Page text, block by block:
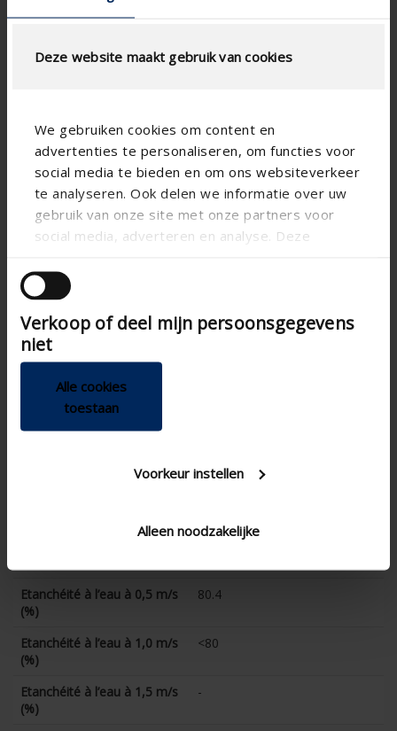
Deze website maakt gebruik van cookies
We gebruiken cookies om content en
advertenties te personaliseren, om functies voor
social media te bieden en om ons websiteverkeer
te analyseren. Ook delen we informatie over uw
gebruik van onze site met onze partners voor
social media, adverteren en analyse. Deze
andere informatie die u aan ze heeft verstrekt of
die ze hebben verzameld op basis van uw gebruik
van hun services.
Verkoop of deel mijn persoonsgegevens
niet
Alle cookies
toestaan
Voorkeur instellen
Alleen noodzakelijke
CALCUL DU DÉBIT D'AIR
Surface physique libre (%)
34
Réduction du bruit (dB(A))
17
Pas de lame (mm)
150
technical.ip_klasse
Profondeur à encastrer
(mm)
293
Profondeur de grille totale
Facteur K (aspiration)
Facteur K (extraction)
27.1
Etanchéité à l’eau à 0,5 m/s
(%)
80.4
Etanchéité à l’eau à 1,0 m/s
(%)
<80
Etanchéité à l’eau à 1,5 m/s
(%)
-